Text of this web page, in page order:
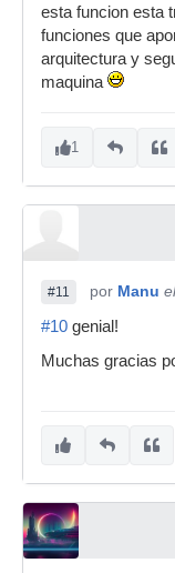
esta funcion esta
funciones que
arquitectura y
maquina
1
#11 por Manu
#10 genial!
Muchas gracias